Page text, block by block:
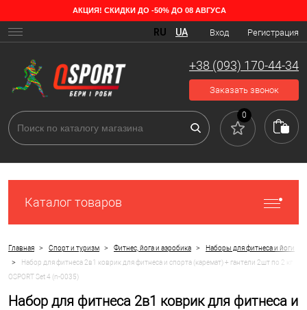
АКЦИЯ! СКИДКИ ДО -50% ДО 08 АВГУСА
Вход Регистрация
RU UA
+38 (093) 170-44-34
Заказать звонок
0
Каталог товаров
Главная > Спорт и туризм > Фитнес, йога и аэробика > Наборы для фитнеса и йоги
>
Набор для фитнеса 2в1 коврик для фитнеса и спорта (каремат) + гантели 2шт по 2 кг
OSPORT Set 4 (n-0035)
Набор для фитнеса 2в1 коврик для фитнеса и